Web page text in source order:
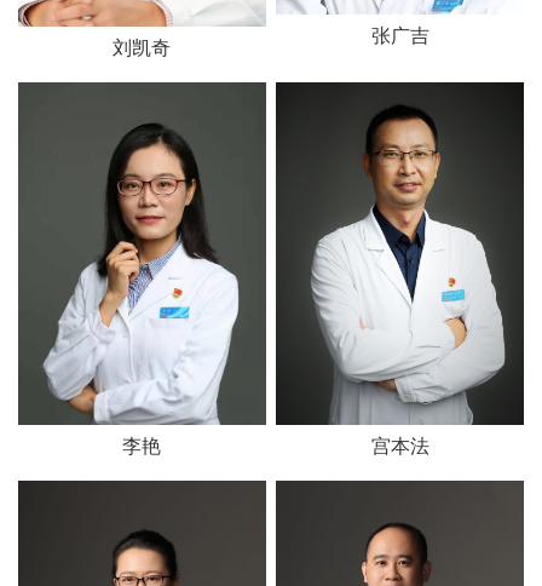
刘凯奇
张广吉
李艳 宫本法